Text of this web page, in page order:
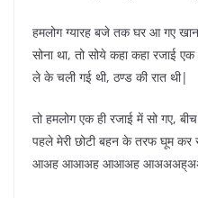
हमलोग ग्यारह बजे तक घर आ गए
सोना था, तो सोये कहा कहा रजाई एक
ले के चली गई थी, ठण्ड की रात थी|
तो हमलोग एक ही रजाई में सो गए,
पहले मेरी छोटी बहन के तरफ घूम कर
आअह आआअह आआअह